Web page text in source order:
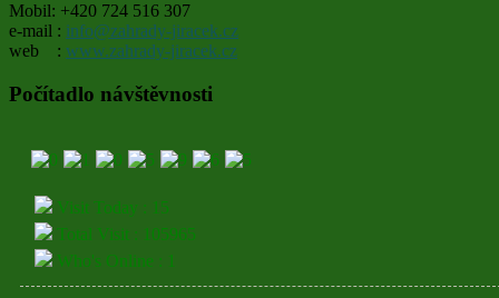
Mobil: +420 724 516 307
e-mail : info@zahrady-jiracek.cz
web : www.zahrady-jiracek.cz
Počítadlo návštěvnosti
Visit Today : 15
Total Visit : 105965
Who's Online : 1